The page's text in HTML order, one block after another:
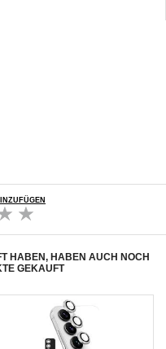
HABEN, HABEN AUCH NOCH
GEKAUFT